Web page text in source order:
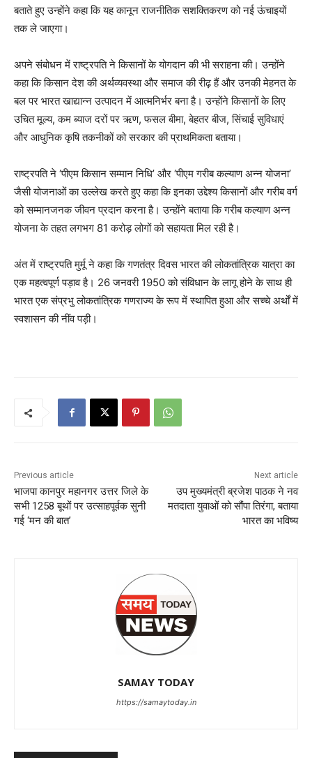
बताते हुए उन्होंने कहा कि यह कानून राजनीतिक सशक्तिकरण को नई ऊंचाइयों
तक ले जाएगा।
अपने संबोधन में राष्ट्रपति ने किसानों के योगदान की भी सराहना की। उन्होंने
कहा कि किसान देश की अर्थव्यवस्था और समाज की रीढ़ हैं और उनकी मेहनत के
बल पर भारत खाद्यान्न उत्पादन में आत्मनिर्भर बना है। उन्होंने किसानों के लिए
उचित मूल्य, कम ब्याज दरों पर ऋण, फसल बीमा, बेहतर बीज, सिंचाई सुविधाएं
और आधुनिक कृषि तकनीकों को सरकार की प्राथमिकता बताया।
राष्ट्रपति ने ‘पीएम किसान सम्मान निधि’ और ‘पीएम गरीब कल्याण अन्न योजना’
जैसी योजनाओं का उल्लेख करते हुए कहा कि इनका उद्देश्य किसानों और गरीब वर्ग
को सम्मानजनक जीवन प्रदान करना है। उन्होंने बताया कि गरीब कल्याण अन्न
योजना के तहत लगभग 81 करोड़ लोगों को सहायता मिल रही है।
अंत में राष्ट्रपति मुर्मू ने कहा कि गणतंत्र दिवस भारत की लोकतांत्रिक यात्रा का
एक महत्वपूर्ण पड़ाव है। 26 जनवरी 1950 को संविधान के लागू होने के साथ ही
भारत एक संप्रभु लोकतांत्रिक गणराज्य के रूप में स्थापित हुआ और सच्चे अर्थों में
स्वशासन की नींव पड़ी।
Previous article
भाजपा कानपुर महानगर उत्तर जिले के
सभी 1258 बूथों पर उत्साहपूर्वक सुनी
गई ‘मन की बात’
Next article
उप मुख्यमंत्री ब्रजेश पाठक ने नव
मतदाता युवाओं को सौंपा तिरंगा, बताया
भारत का भविष्य
SAMAY TODAY
https://samaytoday.in